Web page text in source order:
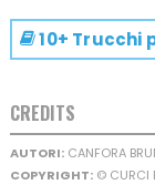
10+ Trucchi
CREDITS
AUTORI:CANFORA
COPYRIGHT:© CURCI